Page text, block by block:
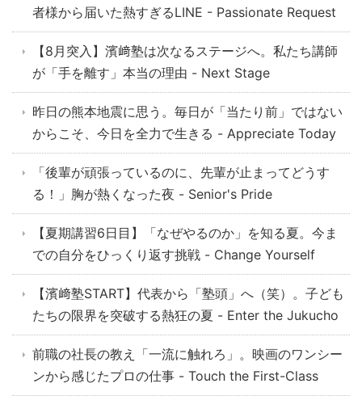
者様から届いた熱すぎるLINE - Passionate Request
【8月突入】濱﨑塾は次なるステージへ。私たち講師
が「手を離す」本当の理由 - Next Stage
昨日の熊本地震に思う。毎日が「当たり前」ではない
からこそ、今日を全力で生きる - Appreciate Today
「後輩が頑張っているのに、先輩が止まってどうす
る！」胸が熱くなった夜 - Senior's Pride
【夏期講習6日目】「なぜやるのか」を知る夏。今ま
での自分をひっくり返す挑戦 - Change Yourself
【濱﨑塾START】代表から「塾頭」へ（笑）。子ども
たちの限界を突破する熱狂の夏 - Enter the Jukucho
前職の社長の教え「一流に触れろ」。映画のワンシー
ンから感じたプロの仕事 - Touch the First-Class